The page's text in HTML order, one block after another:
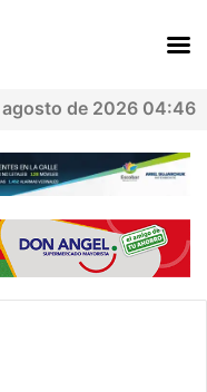
agosto de 2026 04:46